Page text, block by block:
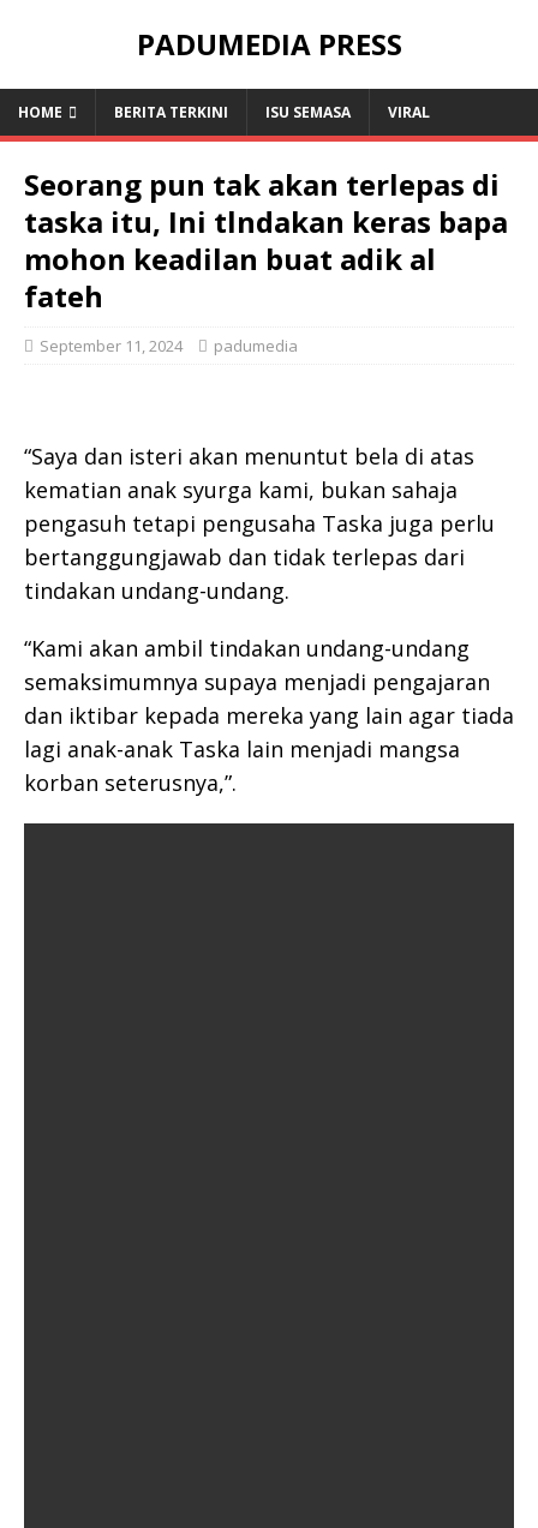
PADUMEDIA PRESS
HOME BERITA TERKINI ISU SEMASA VIRAL
Seorang pun tak akan terlepas di
taska itu, Ini tlndakan keras bapa
mohon keadilan buat adik al
fateh
September 11, 2024 padumedia
“Saya dan isteri akan menuntut bela di atas
kematian anak syurga kami, bukan sahaja
pengasuh tetapi pengusaha Taska juga perlu
bertanggungjawab dan tidak terlepas dari
tindakan undang-undang.
“Kami akan ambil tindakan undang-undang
semaksimumnya supaya menjadi pengajaran
dan iktibar kepada mereka yang lain agar tiada
lagi anak-anak Taska lain menjadi mangsa
korban seterusnya,”.